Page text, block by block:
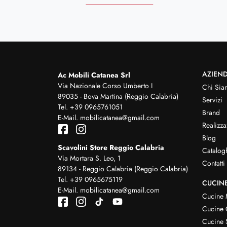
Ac Mobili Catanea Srl
Via Nazionale Corso Umberto I
89035 - Bova Martina (Reggio Calabria)
Tel. +39 0965761051
E-Mail. mobilicatanea@gmail.com
Scavolini Store Reggio Calabria
Via Mortara S. Leo, 1
89134 - Reggio Calabria (Reggio Calabria)
Tel. +39 0965675119
E-Mail. mobilicatanea@gmail.com
Chi
Servizi
Brand
Blog
Contatti
Cucine
Cucine
Cucine